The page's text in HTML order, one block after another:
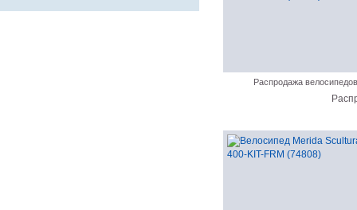
Распродажа велосипедов